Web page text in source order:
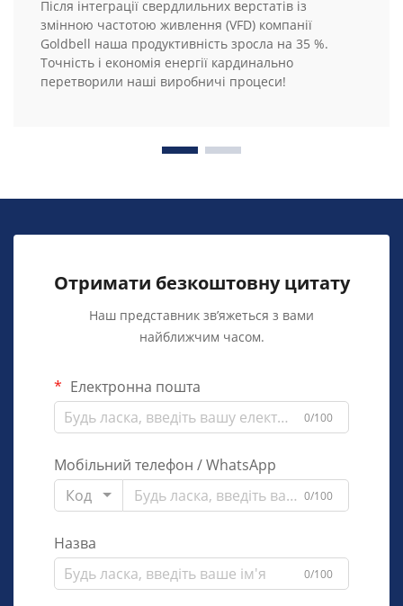
Після інтеграції свердлильних верстатів із
змінною частотою живлення (VFD) компанії
Goldbell наша продуктивність зросла на 35 %.
Точність і економія енергії кардинально
перетворили наші виробничі процеси!
Отримати безкоштовну цитату
Наш представник зв’яжеться з вами
найближчим часом.
Електронна пошта
0/100
Мобільний телефон / WhatsApp
Код
0/100
Назва
0/100